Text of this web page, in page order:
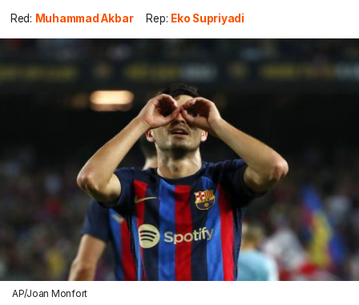
Red: Muhammad Akbar Rep: Eko Supriyadi
AP/Joan Monfort